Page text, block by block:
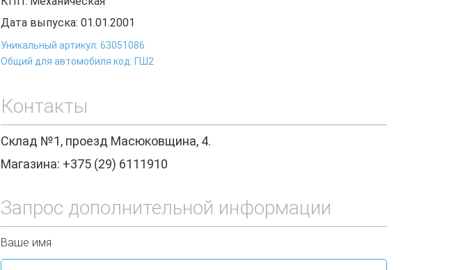
Дата выпуска: 01.01.2001
Уникальный артикул: 63051086
Общий для автомобиля код: ГШ2
Контакты
Склад №1, проезд Масюковщина, 4.
Магазина: +375 (29) 6111910
Запрос дополнительной информации
Ваше имя